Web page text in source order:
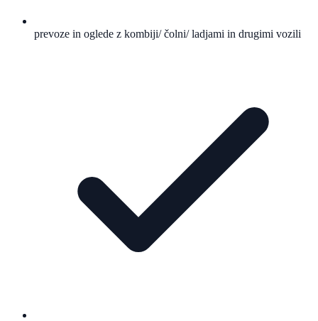
prevoze in oglede z kombiji/ čolni/ ladjami in drugimi vozili